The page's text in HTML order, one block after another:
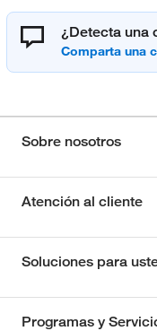
¿Detecta una
Sobre nosotros
Atención al cliente
Soluciones para
Programas y